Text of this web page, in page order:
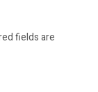
fields are